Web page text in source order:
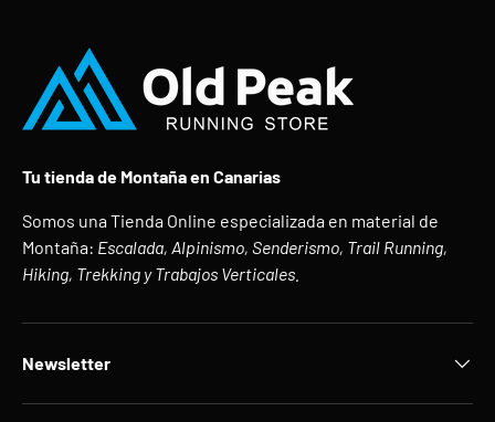
Tu tienda de Montaña en Canarias
Somos una Tienda Online especializada en material de
Montaña: Escalada, Alpinismo, Senderismo, Trail Running,
Hiking, Trekking y Trabajos Verticales.
Newsletter